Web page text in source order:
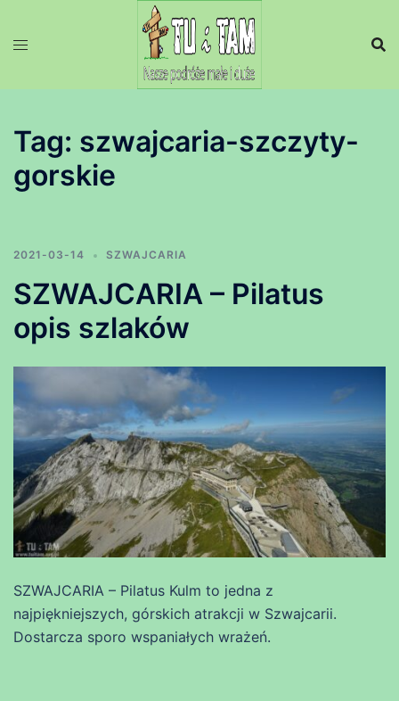
Tag: szwajcaria-szczyty-
gorskie
2021-03-14 SZWAJCARIA
SZWAJCARIA – Pilatus
opis szlaków
SZWAJCARIA – Pilatus Kulm to jedna z
najpiękniejszych, górskich atrakcji w Szwajcarii.
Dostarcza sporo wspaniałych wrażeń.